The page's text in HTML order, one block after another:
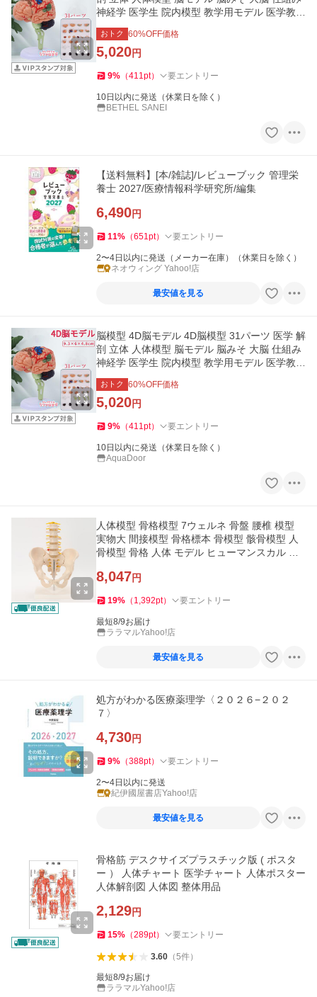
神経学 医学生 院内模型 教学用モデル 医学教育
用
おトク 60%OFF価格
5,020円
9% （411pt） 要エントリー
10日以内に発送（休業日を除く）
BETHEL SANEI
【送料無料】[本/雑誌]/レビューブック 管理栄
養士 2027/医療情報科学研究所/編集
6,490円
11% （651pt） 要エントリー
2〜4日以内に発送（メーカー在庫）（休業日を除く）
ネオウィング Yahoo!店
最安値を見る
脳模型 4D脳モデル 4D脳模型 31パーツ 医学 解
剖 立体 人体模型 脳モデル 脳みそ 大脳 仕組み
神経学 医学生 院内模型 教学用モデル 医学教育
用
おトク 60%OFF価格
5,020円
9% （411pt） 要エントリー
10日以内に発送（休業日を除く）
AquaDoor
人体模型 骨格模型 7ウェルネ 骨盤 腰椎 模型
実物大 間接模型 骨格標本 骨模型 骸骨模型 人
骨模型 骨格 人体 モデル ヒューマンスカル 骸
8,047円
19% （ 1,392pt） 要エントリー
最短8/9お届け
ララマルYahoo!店
最安値を見る
処方がわかる医療薬理学〈２０２６−２０２
７〉
4,730円
9% （388pt） 要エントリー
2〜4日以内に発送
紀伊國屋書店Yahoo!店
最安値を見る
骨格筋 デスクサイズプラスチック版 ( ポスタ
ー ） 人体チャート 医学チャート 人体ポスター
人体解剖図 人体図 整体用品
2,129円
15% （289pt） 要エントリー
3.60（5件）
最短8/9お届け
ララマルYahoo!店